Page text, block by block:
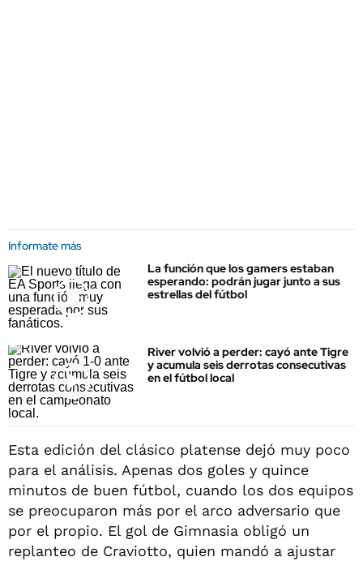
Informate más
La función que los gamers estaban
esperando: podrán jugar junto a sus
estrellas del fútbol
River volvió a perder: cayó ante Tigre
y acumula seis derrotas consecutivas
en el fútbol local
Esta edición del clásico platense dejó muy poco
para el análisis. Apenas dos goles y quince
minutos de buen fútbol, cuando los dos equipos
se preocuparon más por el arco adversario que
por el propio. El gol de Gimnasia obligó un
replanteo de Craviotto, quien mandó a ajustar